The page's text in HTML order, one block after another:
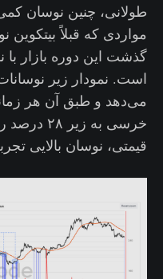
طولانی، چنین نوسان
مواردی که قبلاً
گذشت این دوره بازار
است. نمودار زیر
می‌دهد و طبق آن هر
خرسی به
قیمتی، نوسان بالایی